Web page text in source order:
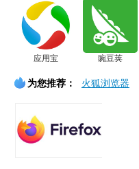
应用宝 豌豆荚
为您推荐： 火狐浏览器